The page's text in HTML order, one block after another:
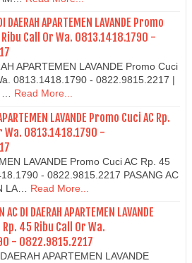
DAERAH APARTEMEN LAVANDE Promo
Ribu Call Or Wa. 0813.1418.1790 -
APARTEMEN LAVANDE Promo Cuci
0813.1418.1790 - 0822.9815.2217 |
… Read More...
LAVANDE Promo Cuci AC Rp.
Wa. 0813.1418.1790 -
LAVANDE Promo Cuci AC Rp. 45
- 0822.9815.2217 PASANG AC
LA…
Read More...
AC DI DAERAH APARTEMEN LAVANDE
Rp. 45 Ribu Call Or Wa.
- 0822.9815.2217
APARTEMEN LAVANDE